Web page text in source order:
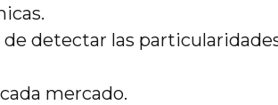
detectar las
mercado.